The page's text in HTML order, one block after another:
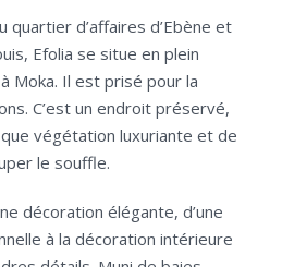
quartier d’affaires d’Ebène et
Efolia se situe en plein
Moka. Il est prisé pour la
C’est un endroit préservé,
végétation luxuriante et de
le souffle.
décoration élégante, d’une
à la décoration intérieure